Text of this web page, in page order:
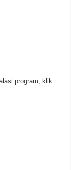
program, klik